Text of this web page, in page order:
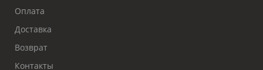
Оплата
Доставка
Возврат
Контакты